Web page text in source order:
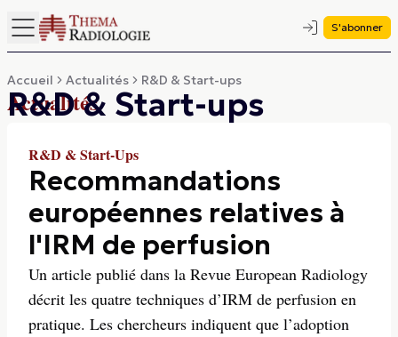
S'abonner
Accueil Actualités R&D & Start-ups
Actualités
R&D & Start-ups
R&D & Start-Ups
Recommandations
européennes relatives à
l'IRM de perfusion
Un article publié dans la Revue European Radiology
décrit les quatre techniques d’IRM de perfusion en
pratique. Les chercheurs indiquent que l’adoption